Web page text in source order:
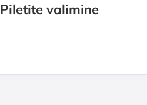
Piletite valimine